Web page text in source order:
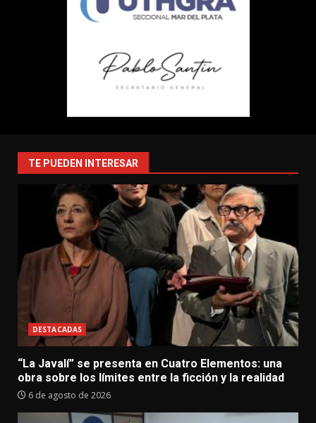
TE PUEDEN INTERESAR
DESTACADAS
“La Javalí” se presenta en Cuatro Elementos: una
obra sobre los límites entre la ficción y la realidad
6 de agosto de 2026